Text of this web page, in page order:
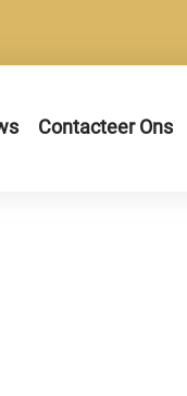
Contacteer Ons